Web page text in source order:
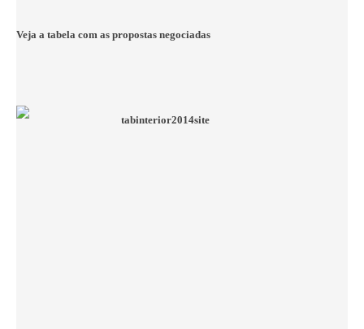
Veja a tabela com as propostas negociadas